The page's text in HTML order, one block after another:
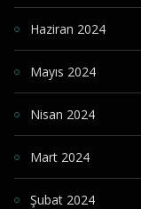
Haziran 2024
Mayıs 2024
Nisan 2024
Mart 2024
Şubat 2024